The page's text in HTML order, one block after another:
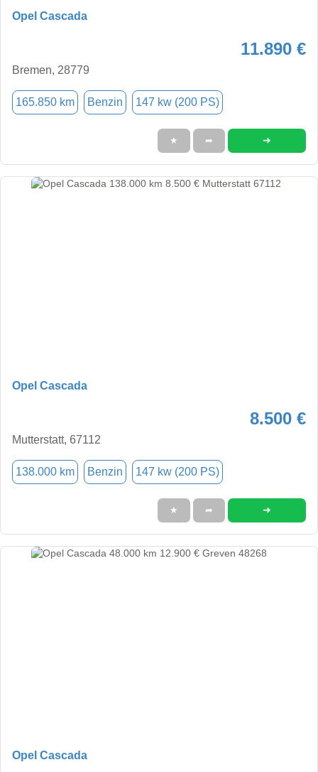
Opel Cascada
11.890 €
Bremen, 28779
165.850 km Benzin 147 kw (200 PS)
★ ➦ ➜
Opel Cascada
8.500 €
Mutterstatt, 67112
138.000 km Benzin 147 kw (200 PS)
★ ➦ ➜
Opel Cascada